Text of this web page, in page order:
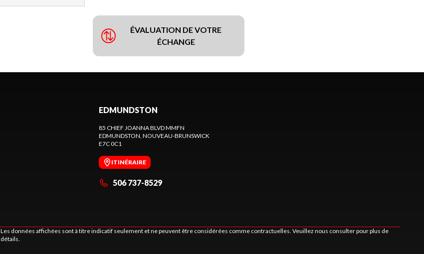
ÉVALUATION DE VOTRE
ÉCHANGE
EDMUNDSTON
85 CHIEF JOANNA BLVD MMFN
EDMUNDSTON, NOUVEAU-BRUNSWICK
E7C 0C1
ITINÉRAIRE
506 737-8529
Les données affichées sont à titre indicatif seulement et ne peuvent être considérées comme contractuelles. Veuillez nous consulter pour plus de
détails.